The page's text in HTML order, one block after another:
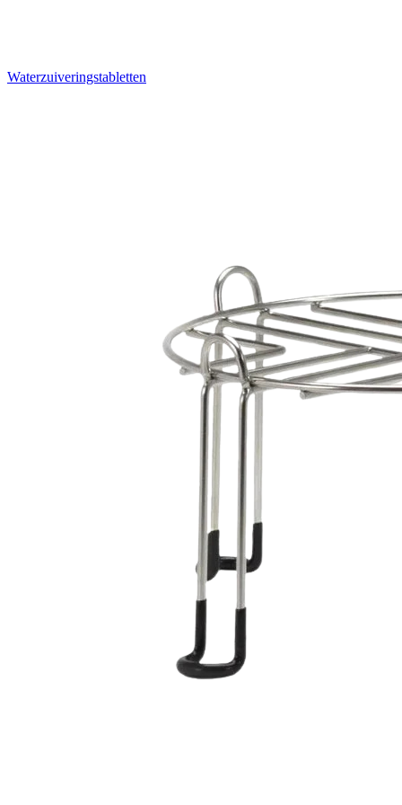
Waterzuiveringstabletten